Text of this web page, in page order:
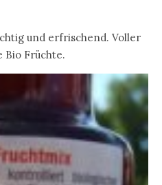
und erfrischend. Voller
Bio Früchte.